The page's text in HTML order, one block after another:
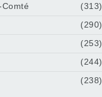
(313)
(290)
(253)
(244)
(238)